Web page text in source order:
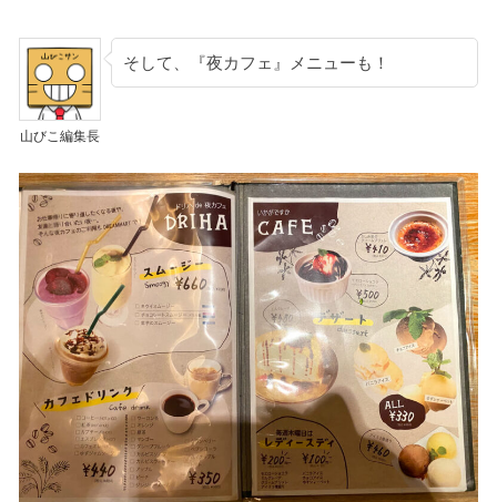
山びこ編集長
そして、『夜カフェ』メニューも！